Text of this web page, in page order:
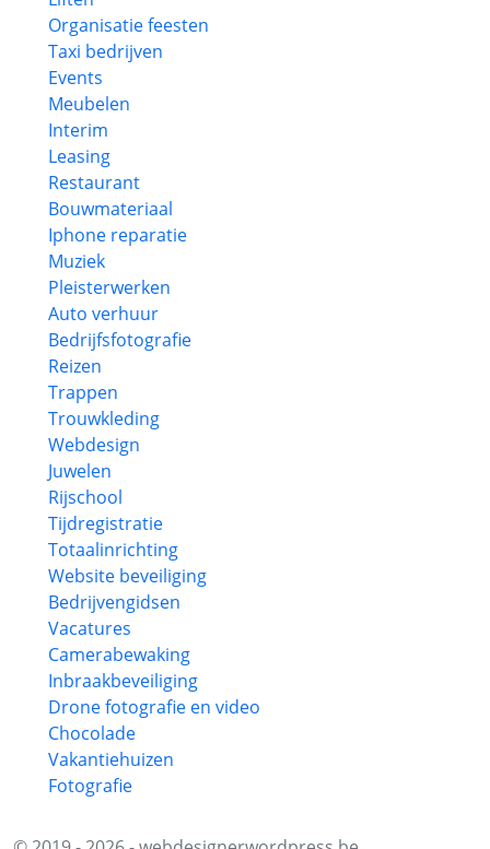
Organisatie feesten
Taxi bedrijven
Events
Meubelen
Interim
Leasing
Restaurant
Bouwmateriaal
Iphone reparatie
Muziek
Pleisterwerken
Auto verhuur
Bedrijfsfotografie
Reizen
Trappen
Trouwkleding
Webdesign
Juwelen
Rijschool
Tijdregistratie
Totaalinrichting
Website beveiliging
Bedrijvengidsen
Vacatures
Camerabewaking
Inbraakbeveiliging
Drone fotografie en video
Chocolade
Vakantiehuizen
Fotografie